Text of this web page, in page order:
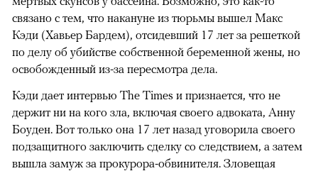
связано с тем, что накануне из тюрьмы вышел Макс
Кэди (Хавьер Бардем), отсидевший 17 лет за решеткой
по делу об убийстве собственной беременной жены, но
освобожденный из-за пересмотра дела.
Кэди дает интервью The Times и признается, что не
держит ни на кого зла, включая своего адвоката, Анну
Боуден. Вот только она 17 лет назад уговорила своего
подзащитного заключить сделку со следствием, а затем
вышла замуж за прокурора-обвинителя. Зловещая